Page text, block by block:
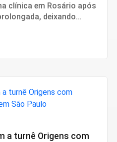
clínica em Rosário após
deixando
trajetória no
a turnê Origens com